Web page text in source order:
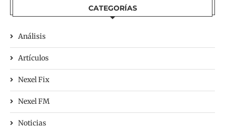
CATEGORÍAS
Análisis
Artículos
Nexel Fix
Nexel FM
Noticias